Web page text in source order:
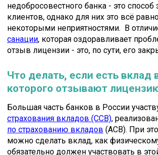
недобросовестного банка - это способ
клиентов, однако для них это всё
некоторыми неприятностями. В
санации, которая оздоравливает
отзыв лицензии - это, по сути, его
Что делать, если есть вклад
которого отзывают
Большая часть банков в России
страхования вкладов (ССВ),
по страхованию вкладов (АСВ). При
можно сделать вклад, как
обязательно должен участвовать в